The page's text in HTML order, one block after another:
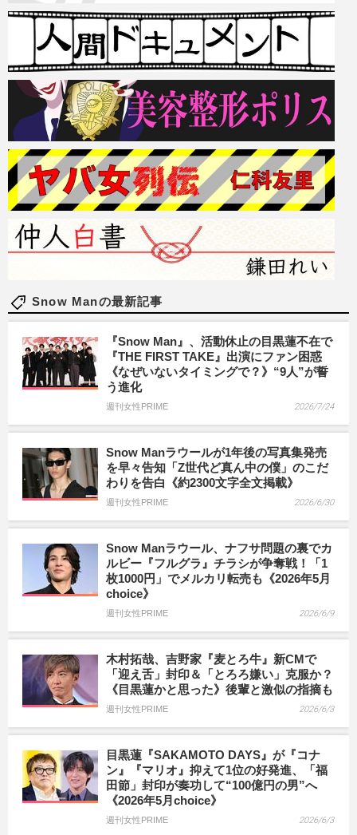
Snow Manの最新記事
『Snow Man』、活動休止の目黒蓮不在で
『THE FIRST TAKE』出演にファン困惑
《なぜいないタイミングで？》“9人”が誓
う進化
週刊女性PRIME 2026/7/24
Snow Manラウールが1年後の写真集発売
を早々告知「Z世代ど真ん中の僕」のこだ
わりを告白《約2300文字全文掲載》
週刊女性PRIME 2026/6/30
Snow Manラウール、ナフサ問題の裏でカ
ルビー『フルグラ』チラシが争奪戦！「1
枚1000円」でメルカリ転売も《2026年5月
choice》
週刊女性PRIME 2026/6/9
木村拓哉、吉野家『麦とろ牛』新CMで
「迎え舌」封印＆「とろろ嫌い」克服か？
《目黒蓮かと思った》後輩と激似の指摘も
週刊女性PRIME 2026/6/3
目黒蓮『SAKAMOTO DAYS』が『コナ
ン』『マリオ』抑えて1位の好発進、「福
田節」封印が奏功して“100億円の男”へ
《2026年5月choice》
週刊女性PRIME 2026/6/3